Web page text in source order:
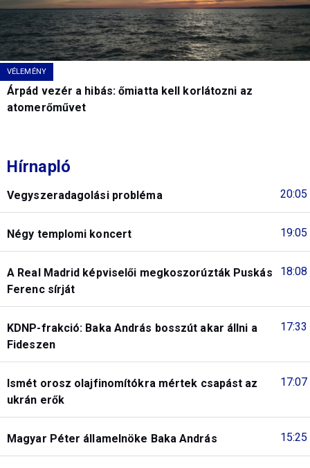
VÉLEMÉNY
Árpád vezér a hibás: őmiatta kell korlátozni az
atomerőművet
Hírnapló
20:05
Vegyszeradagolási probléma
19:05
Négy templomi koncert
18:08
A Real Madrid képviselői megkoszorúzták Puskás
Ferenc sírját
17:33
KDNP-frakció: Baka András bosszút akar állni a
Fideszen
17:07
Ismét orosz olajfinomítókra mértek csapást az
ukrán erők
15:25
Magyar Péter államelnöke Baka András